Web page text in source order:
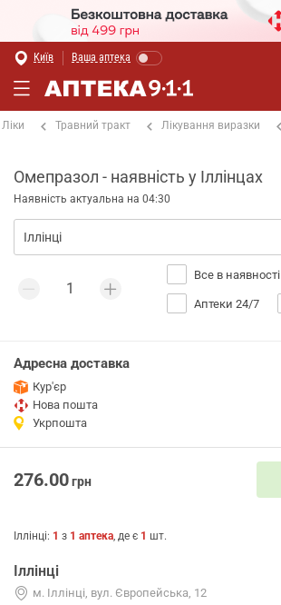
Київ Ваша аптека
Ліки Травний тракт Лікування виразки
Омепразол - наявність у Іллінцах
Наявність актуальна на 04:30
Все в наявності
Аптеки 24/7
Адресна доставка
Кур'єр
Нова пошта
Укрпошта
276.00грн
Іллінці: 1 з 1 аптека, де є 1 шт.
Іллінці
м. Іллінці, вул. Європейська, 12